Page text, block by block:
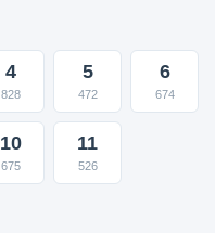
4
828
5
472
6
674
10
675
11
526